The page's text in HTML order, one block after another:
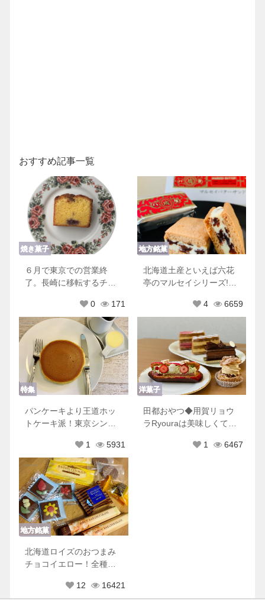
おすすめ記事一覧
焼き菓子
６月で東京での営業終
了。長崎に移転するチリ
0
171
地方銘菓
北海道土産といえば六花
亭のマルセイシリーズ!他
4
6659
特集
パンケーキより王道ホッ
トケーキ派！東京シンプ
1
5931
洋菓子
田都おやつ◆用賀リョウ
ラRyouraは美味しくて可
1 6467
地方銘菓
北海道ロイズのおつまみ
チョコイエロー！全種類
12
16421